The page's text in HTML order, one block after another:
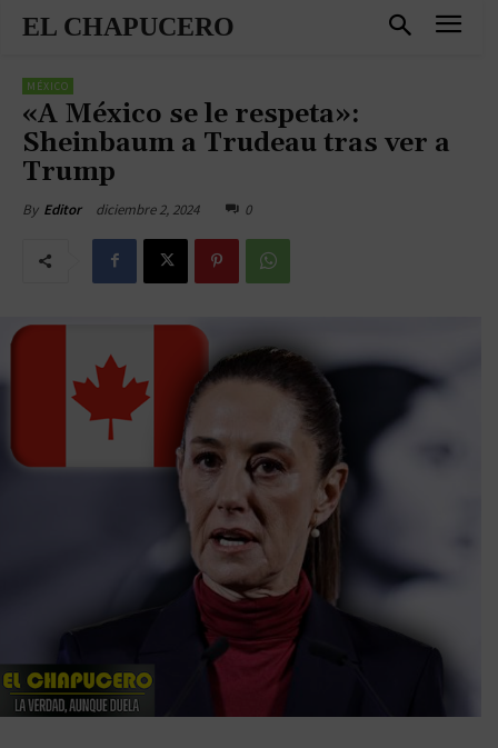
EL CHAPUCERO
MÉXICO
«A México se le respeta»:
Sheinbaum a Trudeau tras ver a
Trump
By Editor diciembre 2, 2024 0